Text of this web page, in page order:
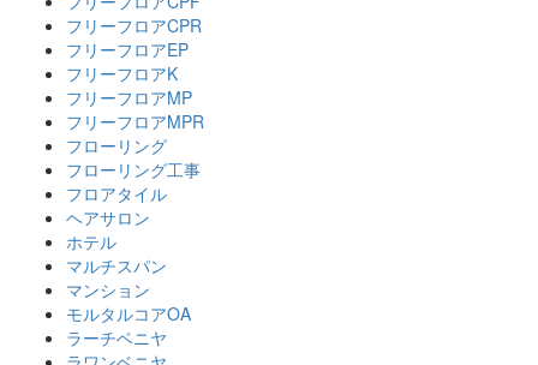
フリーフロアCPR
フリーフロアEP
フリーフロアK
フリーフロアMP
フリーフロアMPR
フローリング
フローリング工事
フロアタイル
ヘアサロン
ホテル
マルチスパン
マンション
モルタルコアOA
ラーチベニヤ